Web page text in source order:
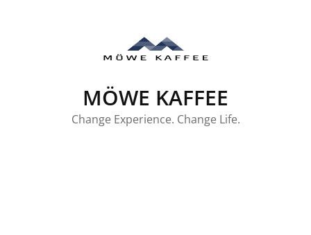
MÖWE KAFFEE
Change Experience. Change Life.